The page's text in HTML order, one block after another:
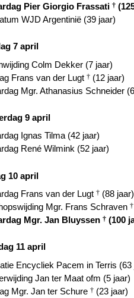
Pier Giorgio Frassati †
WJD Argentinië (39 jaar)
7 april
Colm Dekker (7 jaar)
Frans van der Lugt † (12 jaar)
Mgr. Athanasius Schneider
9 april
Ignas Tilma (42 jaar)
René Wilmink (52 jaar)
10 april
Frans van der Lugt † (88 jaar)
Mgr. Frans Schraven †
Mgr. Jan Bluyssen † (100
11 april
Encycliek Pacem in Terris (63
Jan ter Maat ofm (5 jaar)
Mgr. Jan ter Schure † (23 jaar)